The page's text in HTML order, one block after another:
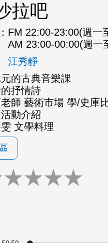
拉吧
FM 22:00-23:00(週一
AM 23:00-00:00(週一
江秀靜
的古典音樂課
抒情詩
師 藝術市場 學/史庫
動介紹
文學料理
★★★★